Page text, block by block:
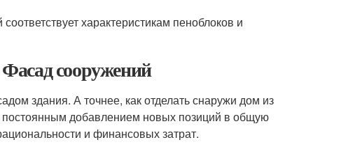
характеристикам пеноблоков и
сооружений
здания. А точнее, как отделать снаружи дом из
постоянным добавлением новых позиций в общую
и финансовых затрат.